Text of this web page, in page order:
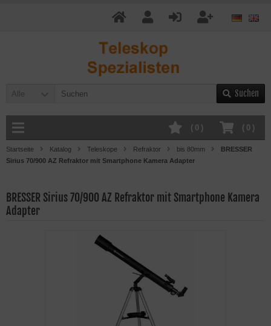
Alle Suchen
( 0 )
( 0 )
Startseite Katalog Teleskope Refraktor bis 80mm
BRESSER
Sirius 70/900 AZ Refraktor mit Smartphone Kamera Adapter
BRESSER Sirius 70/900 AZ Refraktor mit Smartphone Kamera
Adapter